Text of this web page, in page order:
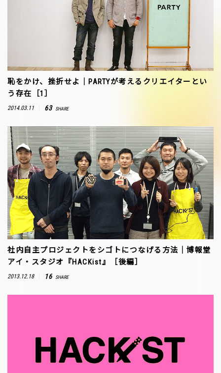
恥をかけ、挫折せよ｜PARTYが考えるクリエイターとい
う存在［1］
2014.03.11 63 SHARE
社内自主プロジェクトをシゴトにつなげる方法｜博報堂
アイ・スタジオ『HACKist』［後編］
2013.12.18 16 SHARE